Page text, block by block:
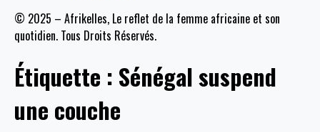
© 2025 – Afrikelles, Le reflet de la femme africaine et son
quotidien. Tous Droits Réservés.
Étiquette : Sénégal suspend
une couche